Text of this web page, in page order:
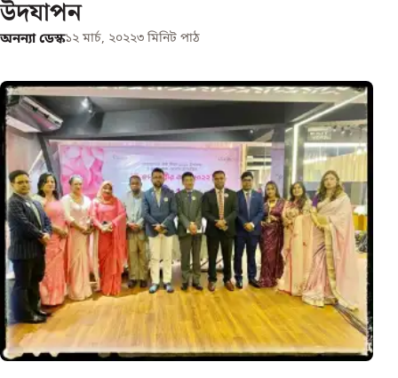
উদযাপন
অনন্যা ডেস্ক১২ মার্চ, ২০২২৩ মিনিট পাঠ